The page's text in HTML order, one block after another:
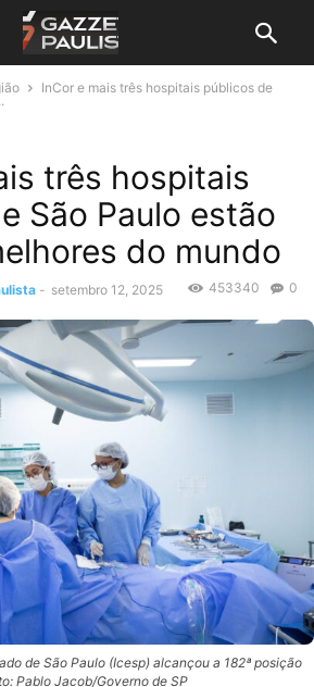
InCor e mais três hospitais públicos de
três hospitais
São Paulo estão
do mundo
- setembro 12, 2025 0
453340
de São Paulo (Icesp) alcançou a 182ª posição
Pablo Jacob/Governo de SP